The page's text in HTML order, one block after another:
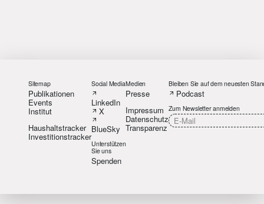
Sitemap
Publikationen
Events
Institut
Haushaltstracker
Investitionstracker
Social Media
LinkedIn
X
BlueSky
Unterstützen
Sie uns
Spenden
Medien
Presse
Impressum
Datenschutz
Transparenz
Bleiben Sie auf dem neuesten
Podcast
Zum Newsletter anmelden